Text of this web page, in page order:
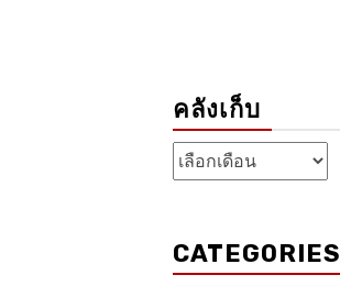
คลังเก็บ
คลัง
เก็บ
CATEGORIES